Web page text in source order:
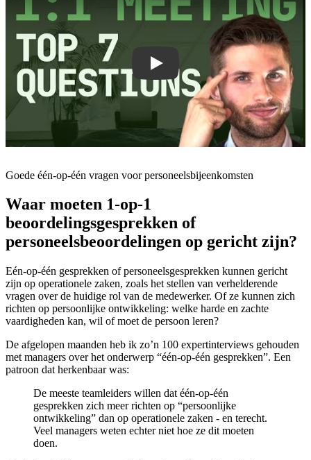
Goede één-op-één vragen voor personeelsbijeenkomsten
Waar moeten 1-op-1
beoordelingsgesprekken of
personeelsbeoordelingen op gericht zijn?
Eén-op-één gesprekken of personeelsgesprekken kunnen gericht
zijn op operationele zaken, zoals het stellen van verhelderende
vragen over de huidige rol van de medewerker. Of ze kunnen zich
richten op persoonlijke ontwikkeling: welke harde en zachte
vaardigheden kan, wil of moet de persoon leren?
De afgelopen maanden heb ik zo’n 100 expertinterviews gehouden
met managers over het onderwerp “één-op-één gesprekken”. Een
patroon dat herkenbaar was:
De meeste teamleiders willen dat één-op-één
gesprekken zich meer richten op “persoonlijke
ontwikkeling” dan op operationele zaken - en terecht.
Veel managers weten echter niet hoe ze dit moeten
doen.